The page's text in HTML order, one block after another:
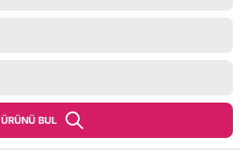
ÜRÜNÜ BUL